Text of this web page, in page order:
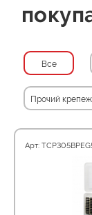
Все
Прочий крепеж
Арт: